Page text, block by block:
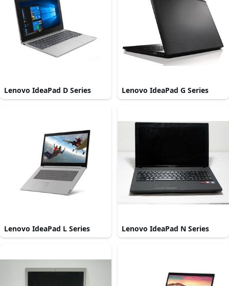
Lenovo IdeaPad D Series Lenovo IdeaPad G Series
Lenovo IdeaPad L Series Lenovo IdeaPad N Series